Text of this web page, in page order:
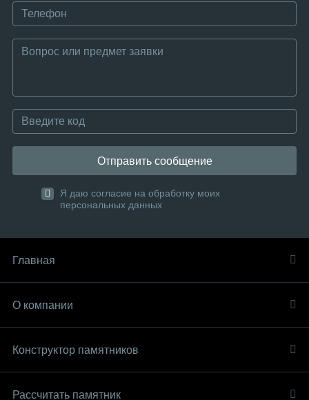
Отправить сообщение
Я даю согласие на обработку моих
персональных данных
Главная
О компании
Конструктор памятников
Рассчитать памятник